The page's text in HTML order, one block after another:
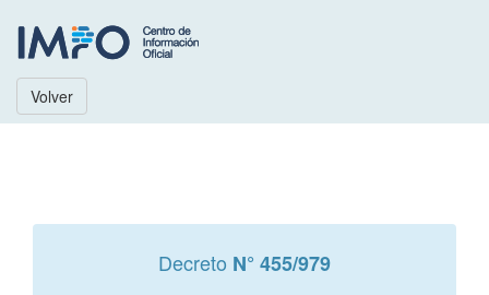
Volver
Decreto N° 455/979